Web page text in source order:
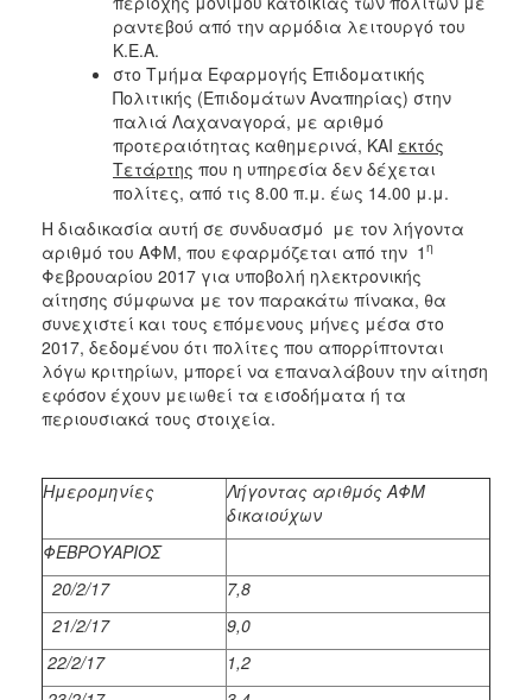
ραντεβού από την αρμόδια λειτουργό του
Κ.Ε.Α.
στο Τμήμα Εφαρμογής Επιδοματικής
Πολιτικής (Επιδομάτων Αναπηρίας) στην
παλιά Λαχαναγορά, με αριθμό
προτεραιότητας καθημερινά, ΚΑΙ εκτός
Τετάρτης που η υπηρεσία δεν δέχεται
πολίτες, από τις 8.00 π.μ. έως 14.00 μ.μ.
Η διαδικασία αυτή σε συνδυασμό με τον λήγοντα
αριθμό του ΑΦΜ, που εφαρμόζεται από την 1 η
Φεβρουαρίου 2017 για υποβολή ηλεκτρονικής
αίτησης σύμφωνα με τον παρακάτω πίνακα, θα
συνεχιστεί και τους επόμενους μήνες μέσα στο
2017, δεδομένου ότι πολίτες που απορρίπτονται
λόγω κριτηρίων, μπορεί να επαναλάβουν την αίτηση
εφόσον έχουν μειωθεί τα εισοδήματα ή τα
περιουσιακά τους στοιχεία.
Ημερομηνίες
Λήγοντας αριθμός ΑΦΜ
δικαιούχων
ΦΕΒΡΟΥΑΡΙΟΣ
20/2/17
7,8
21/2/17
9,0
22/2/17
1,2